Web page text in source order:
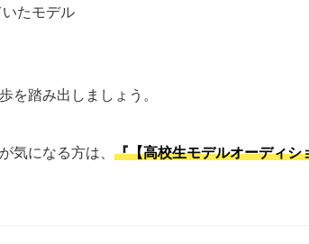
たモデル
を踏み出しましょう。
気になる方は、 『【高校生モデルオーディシ